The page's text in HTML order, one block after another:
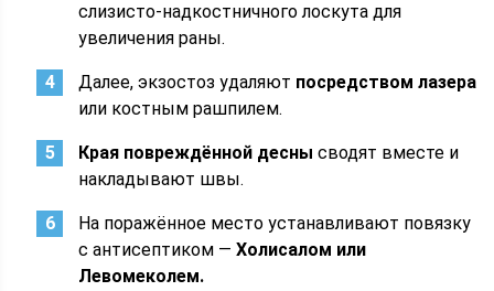
слизисто-надкостничного лоскута для
увеличения раны.
Далее, экзостоз удаляют посредством лазера
или костным рашпилем.
Края повреждённой десны сводят вместе и
накладывают швы.
На поражённое место устанавливают повязку
с антисептиком —Холисалом или
Левомеколем.